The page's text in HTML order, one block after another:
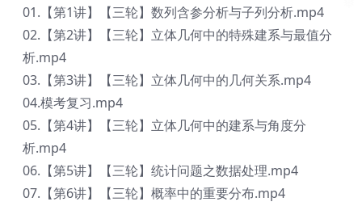
01.【第1讲】【三轮】数列含参分析与子列分析.mp4
02.【第2讲】【三轮】立体几何中的特殊建系与最值分
析.mp4
03.【第3讲】【三轮】立体几何中的几何关系.mp4
04.模考复习.mp4
05.【第4讲】【三轮】立体几何中的建系与角度分
析.mp4
06.【第5讲】【三轮】统计问题之数据处理.mp4
07.【第6讲】【三轮】概率中的重要分布.mp4